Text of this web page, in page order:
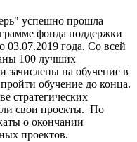
успешно прошла
фонда поддержки
03.07.2019 года. Со всей
100 лучших
зачислены на обучение в
обучение до конца.
стратегических
свои проекты. По
о окончании
проектов.